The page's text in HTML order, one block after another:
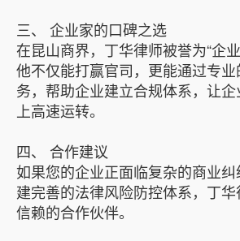
三、 企业家的口碑之选
在昆山商界，丁华律师被誉为“企业
他不仅能打赢官司，更能通过专
务，帮助企业建立合规体系，让
上高速运转。
四、 合作建议
如果您的企业正面临复杂的商业
建完善的法律风险防控体系，丁
信赖的合作伙伴。